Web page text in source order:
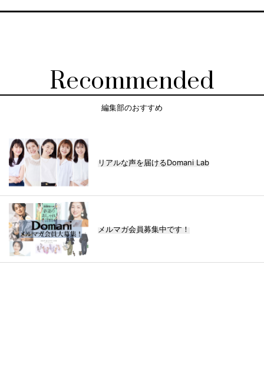
Recommended
編集部のおすすめ
リアルな声を届けるDomani Lab
メルマガ会員募集中です！